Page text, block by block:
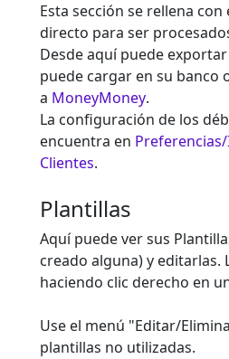
Esta sección se rellena
directo para ser
Desde aquí puede
puede cargar en su banco
a MoneyMoney.
La configuración de los
encuentra en
Clientes.
Plantillas
Aquí puede ver sus
creado alguna) y editarlas.
haciendo clic derecho en
Use el menú "Editar/
plantillas no utilizadas.